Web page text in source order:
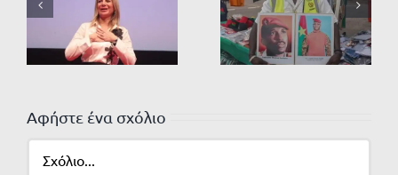
Αφήστε ένα σχόλιο